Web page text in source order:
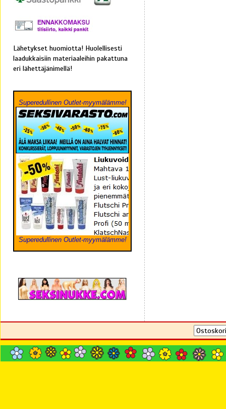
Lähetykset huomiotta! Huolellisesti
laadukkaisiin materiaaleihin pakattuna
eri lähettäjänimellä!
Superedullinen Outlet-myymälämme!
Superedullinen Outlet-myymälämme!